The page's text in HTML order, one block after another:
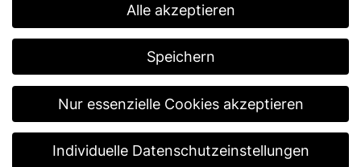
EFA-SRT® – BAU 2017
Das EFAFLEX Schnelllauf-Rolltor, individuelle
Video abspielen
Alle akzeptieren
Speichern
Nur essenzielle Cookies akzeptieren
Individuelle Datenschutzeinstellungen